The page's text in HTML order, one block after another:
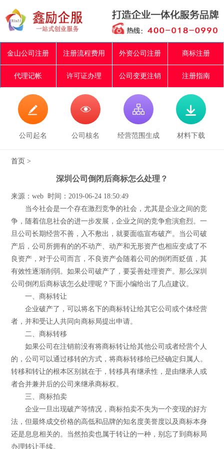
金山公司注册 注册流程费用 外资公司注册 商标注册
代理记帐 许可证办理 公司变更注销 注册指南

公司起名

公司核名

经营范围生成

材料下载
首页 >
深圳公司倒闭后商标怎么处理？
来源：web 时间：2019-06-24 18:50:49
当今社会是一个存在激烈竞争的社会，尤其是企业之间的竞
争，随着信息社会的进一步发展，企业之间的竞争愈演愈烈。一
旦公司长期经营不善，入不敷出，就要面临宣布破产。当公司破
产后，公司所拥有的的不动产、动产和无形资产也相应变成了不
良资产，对于公司而言，不良资产会随着公司的倒闭而贬值，其
有效性逐渐削弱。如果公司破产了，要妥善处理资产。那么深圳
公司倒闭后商标该怎么处理呢？下面小编给出了几点建议。
一、商标转让
企业破产了，可以将名下的商标转让给其它公司或个体经营
者，并和受让人共同向商标局提出申请。
二、商标转移
如果公司在注销前没有将商标转让给其他公司或者经营个人
的，公司可以通过移转的方式，将商标转移给已经确定归属人。
转移和转让的根本区别就在于，转移具有继承性，是由继承人或
者合并兼并后的公司来继承商标权。
三、商标拍卖
企业一旦出现破产等情况，商标拍卖不失为一个变现的好方
法，但最终成交价格的高低和品牌的知名度美誉度以及商标本身
还是息息相关的。当然拍卖也属于转让的一种，别忘了到商标局
办理转让手续。